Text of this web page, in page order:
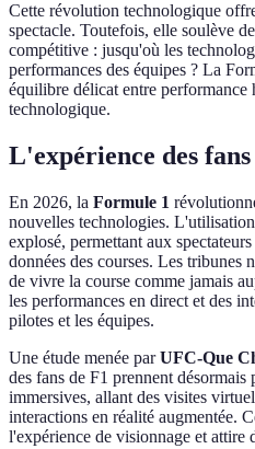
Cette révolution technologique
spectacle. Toutefois, elle soulève
compétitive : jusqu'où les
performances des équipes ? La
équilibre délicat entre performance
technologique.
L'expérience des
En 2026, la Formule 1
nouvelles technologies.
explosé, permettant aux
données des courses. Les tribunes
de vivre la course comme jamais
les performances en direct et des
pilotes et les équipes.
Une étude menée parUFC-Que
des fans de F1 prennent désormais
immersives, allant des visites
interactions en réalité augmentée.
l'expérience de visionnage et attire